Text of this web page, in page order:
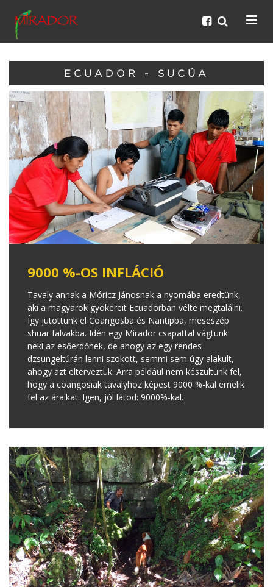
ECUADOR - SUCÚA
9000 %-OS INFLÁCIÓ
Tavaly annak a Móricz Jánosnak a nyomába eredtünk,
aki a magyarok gyökereit Ecuadorban vélte megtalálni.
Így jutottunk el Coangosba és Nantipba, meseszép
shuar falvakba. Idén egy Mirador csapattal vágtunk
neki az esőerdőnek, de ahogy az egy rendes
dzsungeltúrán lenni szokott, semmi sem úgy alakult,
ahogy azt elterveztük. Arra például nem készültünk fel,
hogy a coangosiak tavalyhoz képest 9000 %-kal emelik
fel az áraikat. Igen, jól látod: 9000%-kal.